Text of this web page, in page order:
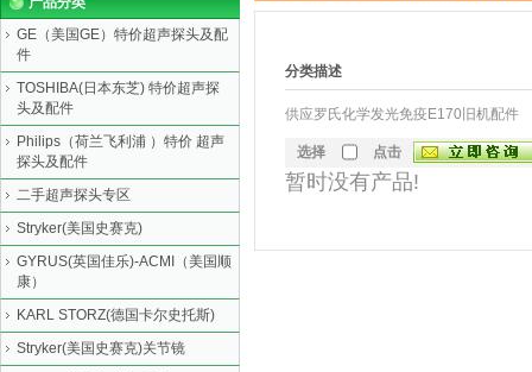
分类描述
供应罗氏化学发光免疫E170旧机配件
选择 点击
暂时没有产品!
GE（美国GE）特价超声探头及配
件
TOSHIBA(日本东芝) 特价超声探
头及配件
Philips（荷兰飞利浦 ）特价 超声
探头及配件
二手超声探头专区
Stryker(美国史赛克)
GYRUS(英国佳乐)-ACMI（美国顺
康）
KARL STORZ(德国卡尔史托斯)
Stryker(美国史赛克)关节镜